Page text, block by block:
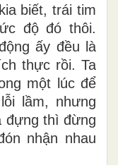
biết, trái tim
độ đó thôi.
ấy đều là
thực rồi. Ta
một lúc để
lầm, nhưng
đựng thì đừng
nhận nhau